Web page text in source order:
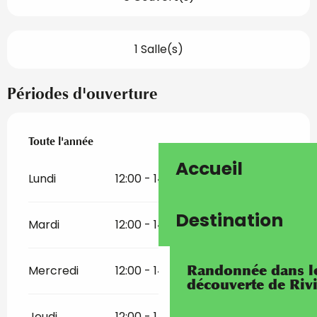
Accueil
Destination
Randonnée dans
découverte de
1 Salle(s)
Périodes d'ouverture
Toute l'année
Toute l'année
Lundi 12:00 - 14:00 18:00 - 22:00
Mardi 12:00 - 14:00 18:00 - 22:00
Mercredi 12:00 - 14:00 18:00 - 22:00